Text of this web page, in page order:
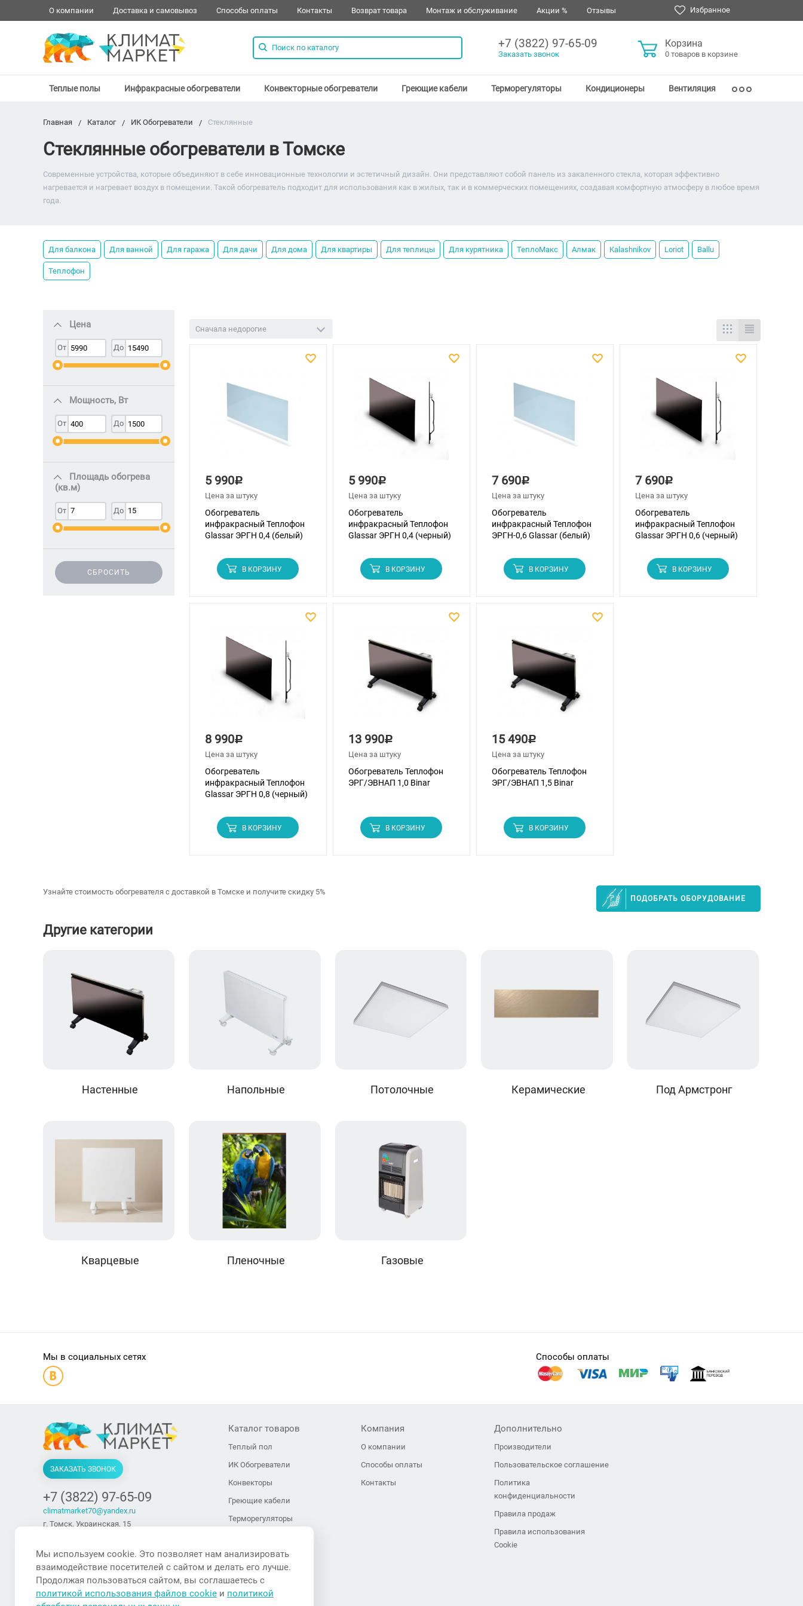
О компании Доставка и самовывоз Способы оплаты Контакты Возврат товара Монтаж и обслуживание Акции % Отзывы Избранное
+7 (3822) 97-65-09
Заказать звонок
Корзина
0 товаров в корзине
Теплые полы Инфракрасные обогреватели Конвекторные обогреватели Греющие кабели Терморегуляторы Кондиционеры Вентиляция
Главная Каталог ИК Обогреватели Стеклянные
Стеклянные обогреватели в Томске
Современные устройства, которые объединяют в себе инновационные технологии и эстетичный дизайн. Они представляют собой панель из закаленного стекла, которая эффективно
нагревается и нагревает воздух в помещении. Такой обогреватель подходит для использования как в жилых, так и в коммерческих помещениях, создавая комфортную атмосферу в любое время
года.
Для балкона Для ванной Для гаража Для дачи Для дома Для квартиры Для теплицы Для курятника ТеплоМакс Алмак Kalashnikov Loriot Ballu
Теплофон
Цена
От До
Мощность, Вт
От До
Площадь обогрева
(кв.м)
От До
СБРОСИТЬ
Сначала недорогие
5 990Р
Цена за штуку
Обогреватель
инфракрасный Теплофон
Glassar ЭРГН 0,4 (белый)
В КОРЗИНУ
5 990Р
Цена за штуку
Обогреватель
инфракрасный Теплофон
Glassar ЭРГН 0,4 (черный)
В КОРЗИНУ
7 690Р
Цена за штуку
Обогреватель
инфракрасный Теплофон
ЭРГН-0,6 Glassar (белый)
В КОРЗИНУ
7 690Р
Цена за штуку
Обогреватель
инфракрасный Теплофон
Glassar ЭРГН 0,6 (черный)
В КОРЗИНУ
8 990Р
Цена за штуку
Обогреватель
инфракрасный Теплофон
Glassar ЭРГН 0,8 (черный)
В КОРЗИНУ
13 990Р
Цена за штуку
Обогреватель Теплофон
ЭРГ/ЭВНАП 1,0 Binar
В КОРЗИНУ
15 490Р
Цена за штуку
Обогреватель Теплофон
ЭРГ/ЭВНАП 1,5 Binar
В КОРЗИНУ
Узнайте стоимость обогревателя с доставкой в Томске и получите скидку 5%
ПОДОБРАТЬ ОБОРУДОВАНИЕ
Другие категории
Настенные Напольные Потолочные Керамические Под Армстронг
Кварцевые Пленочные Газовые
Мы в социальных сетях Способы оплаты
ЗАКАЗАТЬ ЗВОНОК
+7 (3822) 97-65-09
climatmarket70@yandex.ru
г. Томск, Украинская, 15
Воскресенье — выходной
Каталог товаров
Теплый пол
ИК Обогреватели
Конвекторы
Греющие кабели
Терморегуляторы
Вентиляция
Тепловые пушки и
тепловентиляторы
Компания
О компании
Способы оплаты
Контакты
Дополнительно
Производители
Пользовательское соглашение
Политика
конфиденциальности
Правила продаж
Правила использования
Cookie
Мы используем cookie. Это позволяет нам анализировать
взаимодействие посетителей с сайтом и делать его лучше.
Продолжая пользоваться сайтом, вы соглашаетесь с
политикой использования файлов cookie и политикой